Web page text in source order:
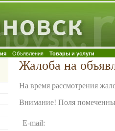
Объявления Товары и услуги
Жалоба на
На время рассмотрения
Внимание! Поля
E-mail: